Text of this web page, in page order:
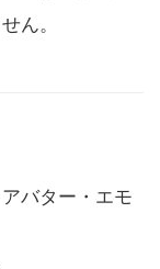
ん。
バター・エモ